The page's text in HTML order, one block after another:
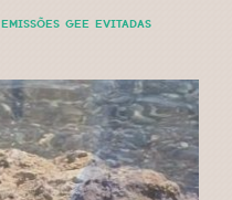
EMISSÕES GEE EVITADAS